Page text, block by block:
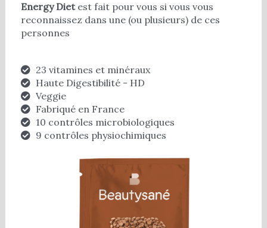
Energy Dietest fait pour vous si vous vous
reconnaissez dans une (ou plusieurs) de ces
personnes
23 vitamines et minéraux
Haute Digestibilité - HD
Veggie
Fabriqué en France
10 contrôles microbiologiques
9 contrôles physiochimiques